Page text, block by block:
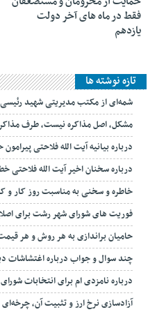
فقط در ماه های آخر دولت
یازدهم
تازه نوشته ها
شمه‌ای از مکتب مدیریتی شهید رئیسی
مشکل، اصل مذاکره نیست، طرف
درباره بیانیه آیت الله فلاحتی
درباره سخنان اخیر آیت الله
خاطره و سخنی به مناسبت روز کار و
فوریت های شورای شهر رشت برای
حامیان براندازی به هر روش و هر
چند سوال و جواب درباره اغتشاشات دیماه
درباره نامزدی ام برای انتخابات
آزادسازی نرخ ارز و تثبیت آن،